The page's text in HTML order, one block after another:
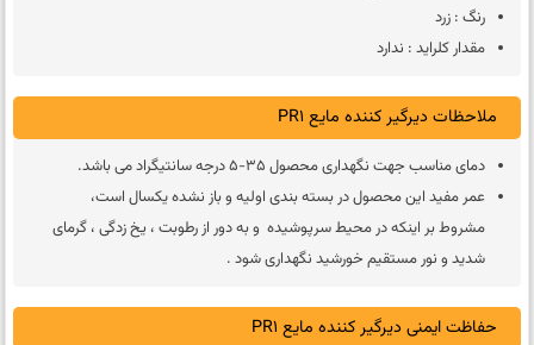
رنگ : زرد
مقدار کلراید : ندارد
ملاحظات دیرگیر کننده مایع PR1
دمای مناسب جهت نگهداری محصول 35-5 درجه سانتیگراد می باشد.
عمر مفید این محصول در بسته بندی اولیه و باز نشده یکسال است،
مشروط بر اینکه در محیط سرپوشیده و به دور از رطوبت ، یخ زدگی ، گرمای
شدید و نور مستقیم خورشید نگهداری شود .
حفاظت ایمنی دیرگیر کننده مایع PR1